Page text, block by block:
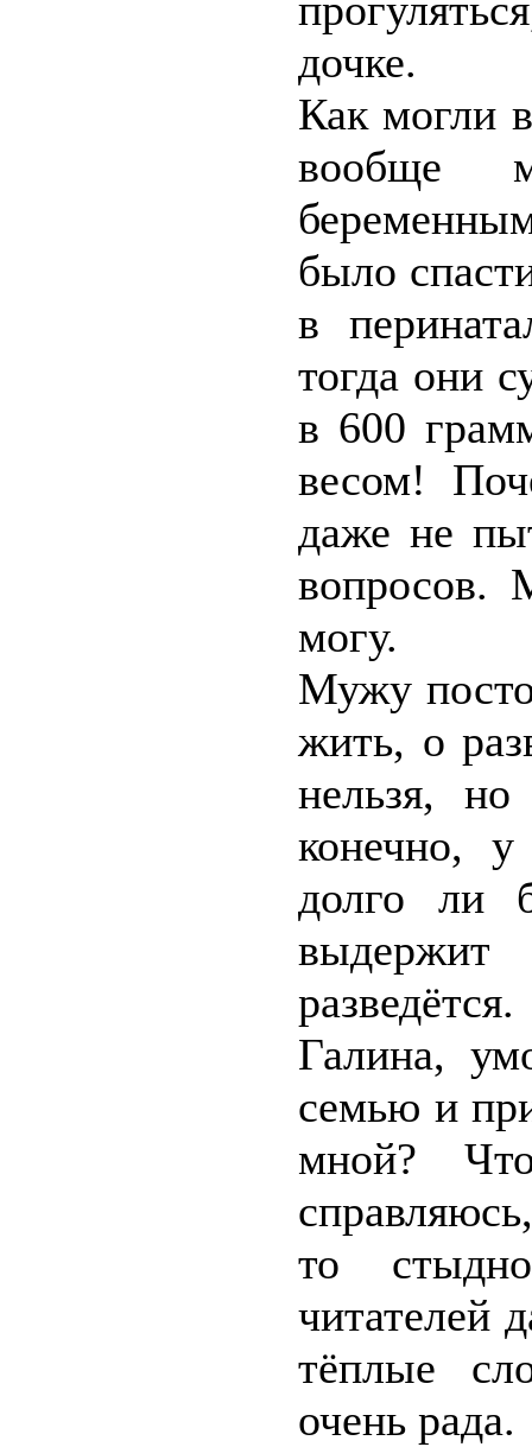
дочке.
Как могли
вообще
было
в
тогда они
в 600
весом!
даже не
вопросов.
могу.
Мужу
жить, о
нельзя,
конечно,
долго ли
разведётся.
Галина,
семью и
мной?
то
читателей
тёплые
очень рада.